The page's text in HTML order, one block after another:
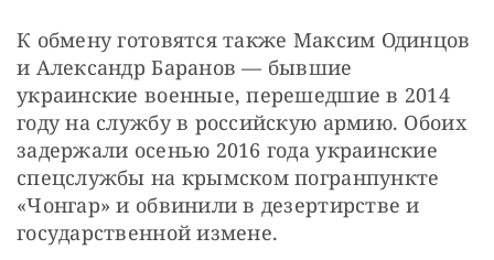
К обмену готовятся также Максим Одинцов
и Александр Баранов — бывшие
украинские военные, перешедшие в 2014
году на службу в российскую армию. Обоих
задержали осенью 2016 года украинские
спецслужбы на крымском погранпункте
«Чонгар» и обвинили в дезертирстве и
государственной измене.